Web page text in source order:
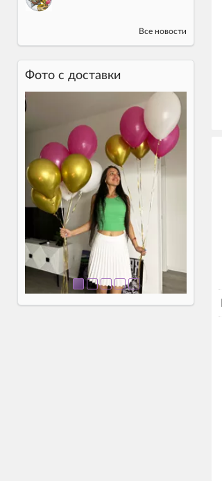
Все новости
Фото c доставки